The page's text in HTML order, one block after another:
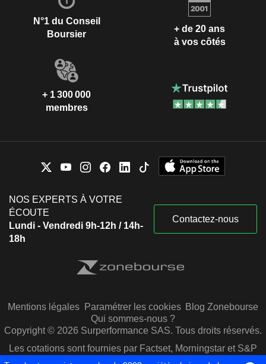
N°1 du Conseil
Boursier
+ de 20 ans
à vos côtés
+ 1 300 000
membres
NOS EXPERTS À VOTRE
ÉCOUTE
Lundi - Vendredi 9h-12h / 14h-
18h
Contactez-nous
Mentions légales Paramétrer les cookies Blog Zonebourse
Qui sommes-nous ?
Copyright © 2026 Surperformance SAS. Tous droits réservés.
Les cotations sont fournies par Factset, Morningstar et S&P
Capital IQ